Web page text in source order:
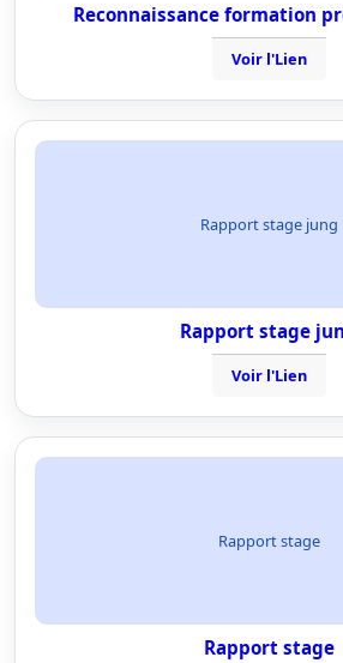
Reconnaissance formation
Voir l'Lien
Rapport stage jung
Rapport stage
Voir l'Lien
Rapport stage
Rapport stage